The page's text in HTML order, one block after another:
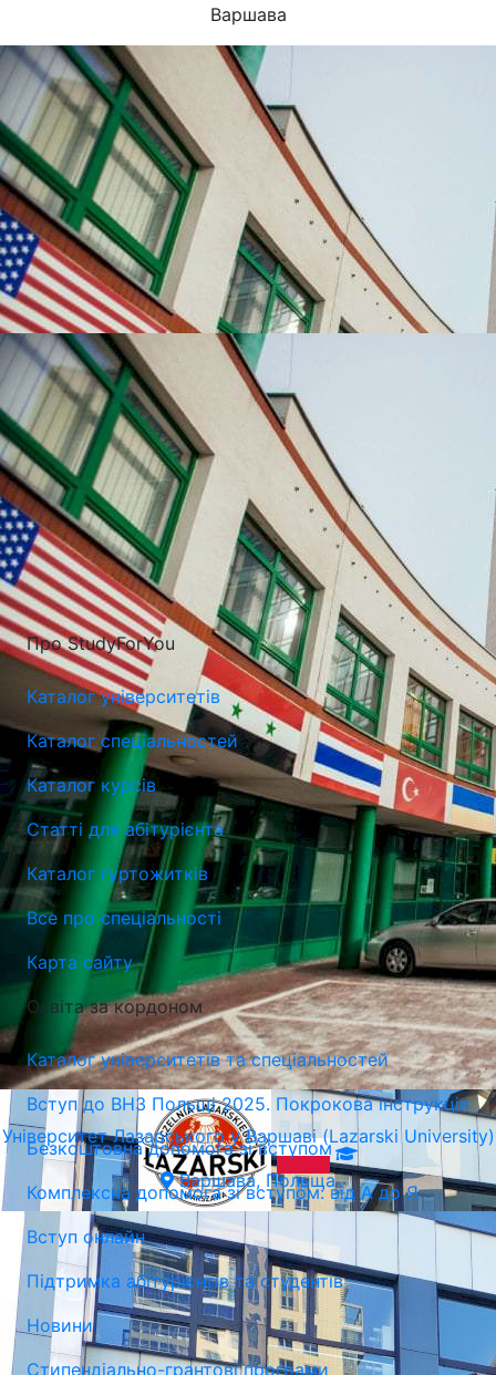
Варшава
Університет Лазарського у Варшаві (Lazarski University)
Варшава, Польща
УНІВЕРСИТЕТИ, ЯКІ НАЙЧАСТІШЕ ВИБИРАЮТЬ
Університет Лазарського у Варшаві (Lazarski University)
Варшава, Польща
Про StudyForYou
Каталог університетів
Каталог спеціальностей
Каталог курсів
Статті для абітурієнта
Каталог гуртожитків
Все про спеціальності
Карта сайту
Освіта за кордоном
Каталог університетів та спеціальностей
Вступ до ВНЗ Польщі 2025. Покрокова інструкція
Безкоштовна допомога зі вступом
Комплексна допомога зі вступом: від А до Я
Вступ онлайн
Підтримка абітурієнтів та студентів
Новини
Стипендіально-грантові програми